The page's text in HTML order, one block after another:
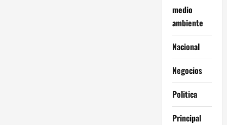
medio
ambiente
Nacional
Negocios
Politica
Principal